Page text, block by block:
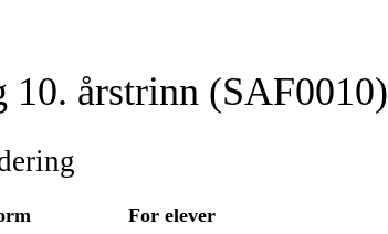
10. årstrinn (SAF0010)
For elever